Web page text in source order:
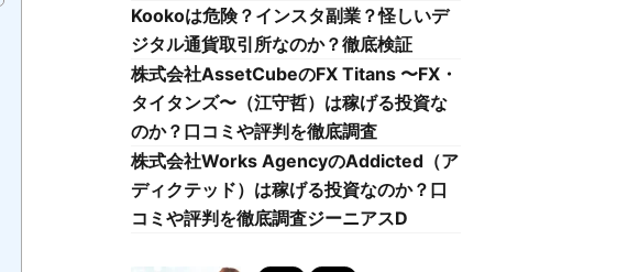
Kookoは危険？インスタ副業？怪しいデ
ジタル通貨取引所なのか？徹底検証
株式会社AssetCubeのFX Titans 〜FX・
タイタンズ〜（江守哲）は稼げる投資な
のか？口コミや評判を徹底調査
株式会社Works AgencyのAddicted（ア
ディクテッド）は稼げる投資なのか？口
コミや評判を徹底調査ジーニアスD